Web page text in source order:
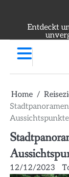
Entdeckt
Home
12/12/2023